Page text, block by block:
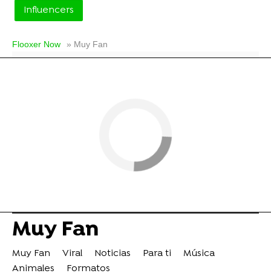
Influencers
Flooxer Now » Muy Fan
Muy Fan
Muy Fan Viral Noticias Para ti
Música
Animales
Formatos